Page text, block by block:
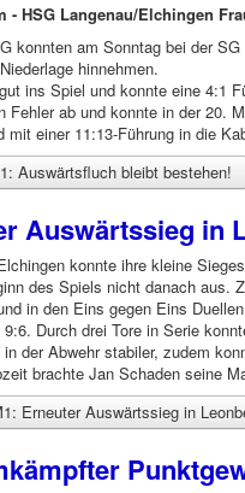
- HSG Langenau/Elchingen
konnten am Sonntag bei der
hinnehmen.
ins Spiel und konnte eine 4:1
Fehler ab und konnte in der 20.
mit einer 11:13-Führung in die
Auswärtsfluch bleibt bestehen!
Auswärtssieg in
konnte ihre kleine
des Spiels nicht danach aus.
in den Eins gegen Eins
Durch drei Tore in Serie
der Abwehr stabiler, zudem
brachte Jan Schaden seine
Erneuter Auswärtssieg in